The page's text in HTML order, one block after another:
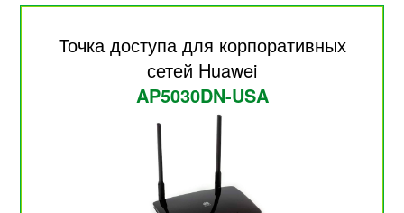
Точка доступа для корпоративных
сетей Huawei
AP5030DN-USA